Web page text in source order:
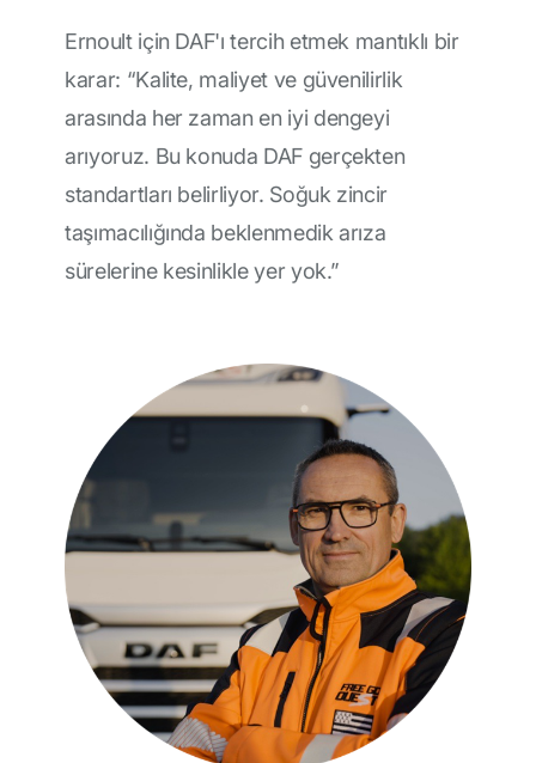
Ernoult için DAF'ı tercih etmek mantıklı bir
karar: “Kalite, maliyet ve güvenilirlik
arasında her zaman en iyi dengeyi
arıyoruz. Bu konuda DAF gerçekten
standartları belirliyor. Soğuk zincir
taşımacılığında beklenmedik arıza
sürelerine kesinlikle yer yok.”